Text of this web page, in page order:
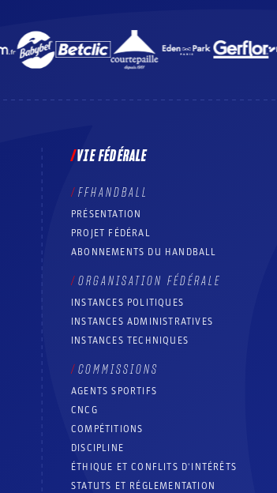
VIE FÉDÉRALE
FFHANDBALL
PRÉSENTATION
PROJET FÉDÉRAL
ABONNEMENTS DU HANDBALL
ORGANISATION FÉDÉRALE
INSTANCES POLITIQUES
INSTANCES ADMINISTRATIVES
INSTANCES TECHNIQUES
COMMISSIONS
AGENTS SPORTIFS
CNCG
COMPÉTITIONS
DISCIPLINE
ÉTHIQUE ET CONFLITS D'INTÉRÊTS
STATUTS ET RÉGLEMENTATION